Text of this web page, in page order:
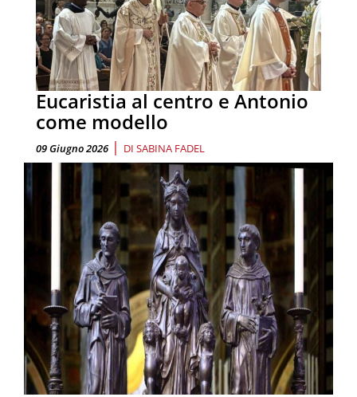
Eucaristia al centro e Antonio
come modello
09 Giugno 2026 | DI SABINA FADEL